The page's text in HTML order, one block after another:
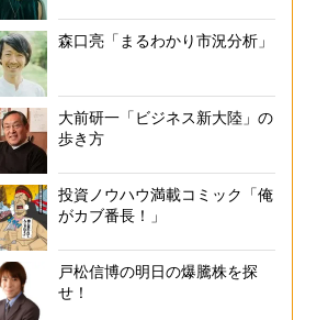
森口亮「まるわかり市況分析」
大前研一「ビジネス新大陸」の
歩き方
投資ノウハウ満載コミック「俺
がカブ番長！」
戸松信博の明日の爆騰株を探
せ！